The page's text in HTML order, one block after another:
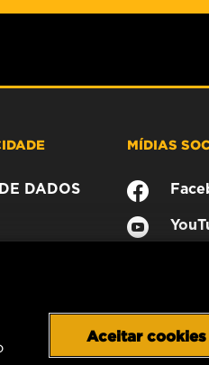
DADOS
MÍDIAS
Aceitar cookies